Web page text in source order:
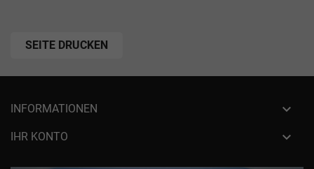
INFORMATIONEN 
IHR KONTO 